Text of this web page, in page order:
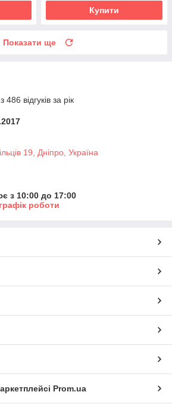
Купити
Показати ще
відгуків за рік
19, Дніпро, Україна
з 10:00 до 17:00
роботи
Prom.ua